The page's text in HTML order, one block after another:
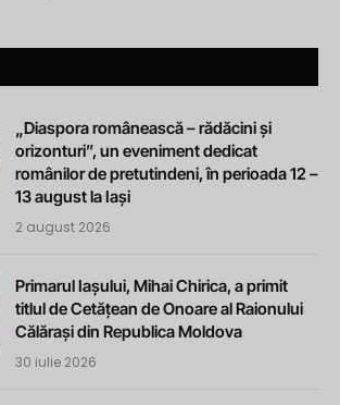
„Diaspora românească – rădăcini și
orizonturi”, un eveniment dedicat
românilor de pretutindeni, în perioada 12 –
13 august la Iași
2 august 2026
Primarul Iașului, Mihai Chirica, a primit
titlul de Cetățean de Onoare al Raionului
Călărași din Republica Moldova
30 iulie 2026